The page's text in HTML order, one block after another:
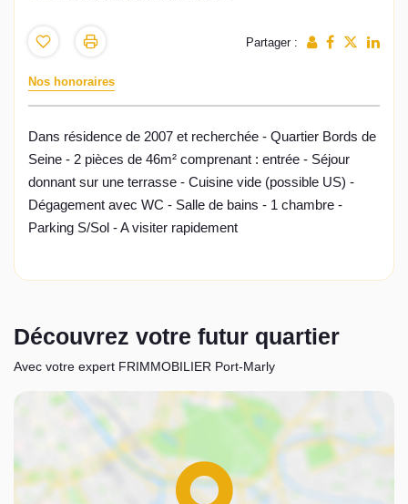
Partager :
Nos honoraires
Dans résidence de 2007 et recherchée - Quartier Bords de
Seine - 2 pièces de 46m² comprenant : entrée - Séjour
donnant sur une terrasse - Cuisine vide (possible US) -
Dégagement avec WC - Salle de bains - 1 chambre -
Parking S/Sol - A visiter rapidement
Découvrez votre futur quartier
Avec votre expert FRIMMOBILIER Port-Marly